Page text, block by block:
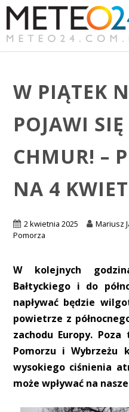
W PIĄTEK
POJAWI SIĘ
CHMUR! –
NA 4
2 kwietnia 2025 Mariusz
Pomorza
W kolejnych
Bałtyckiego i do
napływać będzie
powietrze z
zachodu Europy.
Pomorzu i Wybrzeżu
wysokiego ciśnienia
może wpływać na